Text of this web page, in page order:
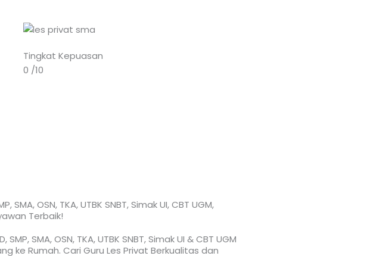
Tingkat Kepuasan
0 /10
SMA, OSN, TKA, UTBK SNBT, Simak UI, CBT UGM,
Terbaik!​
SMP, SMA, OSN, TKA, UTBK SNBT, Simak UI & CBT UGM
ke Rumah. Cari Guru Les Privat Berkualitas dan